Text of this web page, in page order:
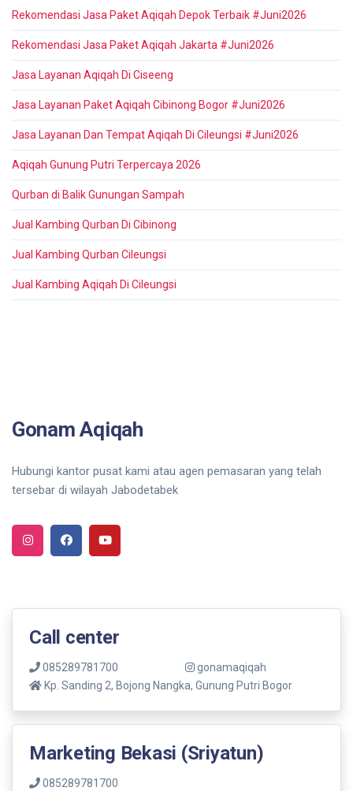
Rekomendasi Jasa Paket Aqiqah Depok Terbaik #Juni2026
Rekomendasi Jasa Paket Aqiqah Jakarta #Juni2026
Jasa Layanan Aqiqah Di Ciseeng
Jasa Layanan Paket Aqiqah Cibinong Bogor #Juni2026
Jasa Layanan Dan Tempat Aqiqah Di Cileungsi #Juni2026
Aqiqah Gunung Putri Terpercaya 2026
Qurban di Balik Gunungan Sampah
Jual Kambing Qurban Di Cibinong
Jual Kambing Qurban Cileungsi
Jual Kambing Aqiqah Di Cileungsi
Gonam Aqiqah
Hubungi kantor pusat kami atau agen pemasaran yang telah
tersebar di wilayah Jabodetabek
Call center
085289781700
gonamaqiqah
Kp. Sanding 2, Bojong Nangka, Gunung Putri Bogor
Marketing Bekasi (Sriyatun)
085289781700